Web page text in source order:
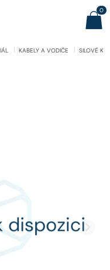
KABELY A VODIČE SILOVÉ
0